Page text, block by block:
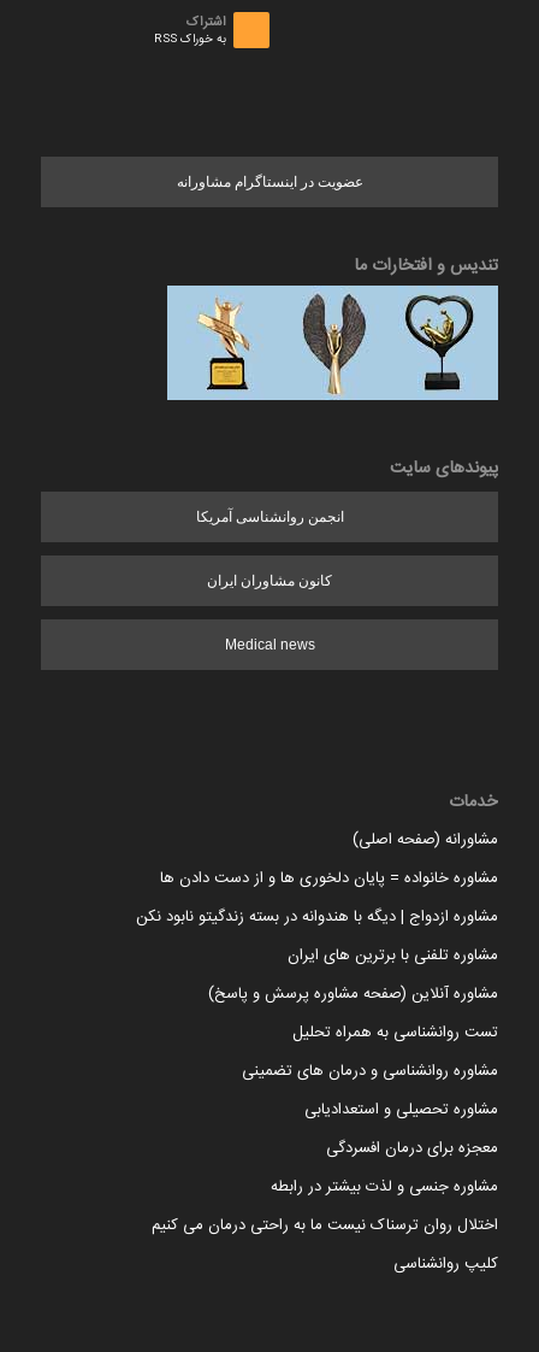
اشتراک
به خوراک RSS
عضویت در اینستاگرام مشاورانه
تندیس و افتخارات ما
پیوندهای سایت
انجمن روانشناسی آمریکا
کانون مشاوران ایران
Medical news
خدمات
مشاورانه (صفحه اصلی)
مشاوره خانواده = پایان دلخوری ها و از دست دادن ها
مشاوره ازدواج | دیگه با هندوانه در بسته زندگیتو نابود نکن
مشاوره تلفنی با برترین های ایران
مشاوره آنلاین (صفحه مشاوره پرسش و پاسخ)
تست روانشناسی به همراه تحلیل
مشاوره روانشناسی و درمان های تضمینی
مشاوره تحصیلی و استعدادیابی
معجزه برای درمان افسردگی
مشاوره جنسی و لذت بیشتر در رابطه
اختلال روان ترسناک نیست ما به راحتی درمان می کنیم
کلیپ روانشناسی